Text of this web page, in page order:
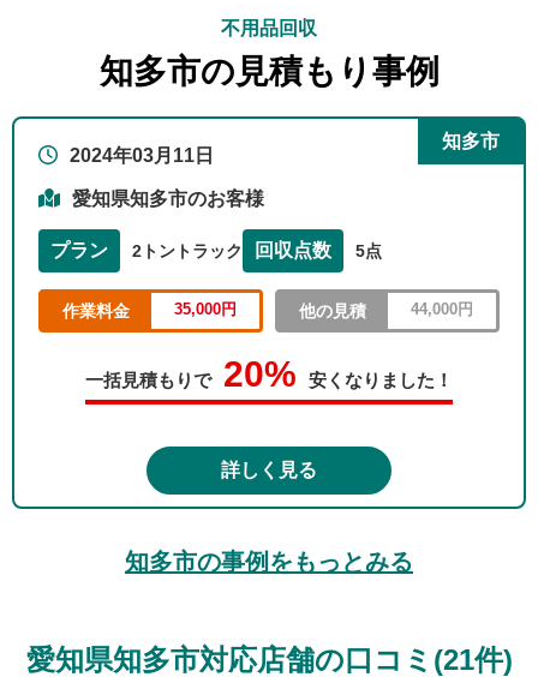
不用品回収
知多市の見積もり事例
知多市
2024年03月11日
愛知県知多市のお客様
プラン 2トントラック 回収点数 5点
作業料金 35,000円 他の見積 44,000円
一括見積もりで 20% 安くなりました！
詳しく見る
知多市の事例をもっとみる
愛知県知多市対応店舗の口コミ(21件)